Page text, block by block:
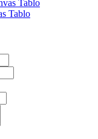
Tablo